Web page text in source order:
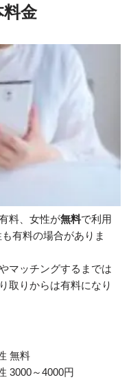
金
料、女性が無料で利用
有料の場合がありま
マッチングするまでは
取りからは有料になり
無料
3000～4000円